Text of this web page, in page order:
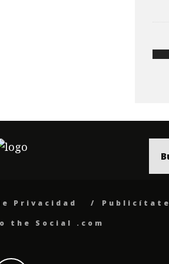
Privacidad
Publicítate
the Social .com